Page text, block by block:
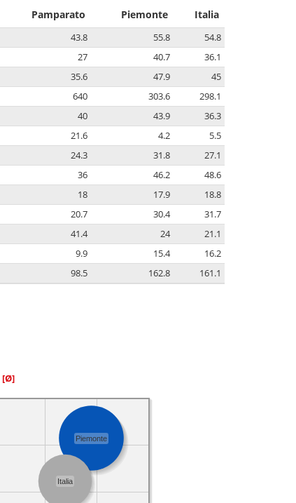
Pamparato Piemonte Italia
43.8 55.8
54.8
27 40.7
36.1
35.6 47.9
45
640 303.6
298.1
40 43.9
36.3
21.6 4.2
5.5
24.3 31.8
27.1
36 46.2
48.6
18 17.9
18.8
20.7 30.4
31.7
41.4 24
21.1
9.9 15.4
16.2
98.5 162.8 161.1
[Ø]
Piemonte
Italia